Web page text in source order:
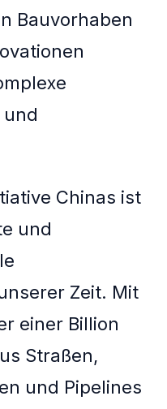
Bauvorhaben
Chinas ist
und
Zeit. Mit
einer Billion
Straßen,
und Pipelines